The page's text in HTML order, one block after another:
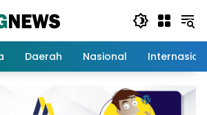
Daerah Nasional